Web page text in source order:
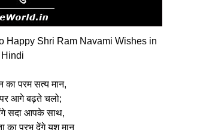
Happy Shri Ram Navami Wishes in
Hindi
का परम सत्य मान,
आगे बढ़ते चलो;
सदा आपके साथ,
का प्रभु देंगे यश मान